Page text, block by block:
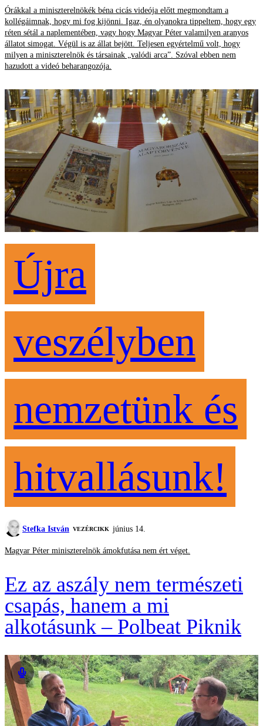
Órákkal a miniszterelnökék béna cicás videója előtt megmondtam a
kollégáimnak, hogy mi fog kijönni. Igaz, én olyanokra tippeltem, hogy egy
réten sétál a naplementében, vagy hogy Magyar Péter valamilyen aranyos
állatot simogat. Végül is az állat bejött. Teljesen egyértelmű volt, hogy
milyen a miniszterelnök és társainak „valódi arca”. Szóval ebben nem
hazudott a videó beharangozója.
Újra
veszélyben
nemzetünk és
hitvallásunk!
Stefka István VEZÉRCIKK június 14.
Magyar Péter miniszterelnök ámokfutása nem ért véget.
Ez az aszály nem természeti
csapás, hanem a mi
alkotásunk – Polbeat Piknik